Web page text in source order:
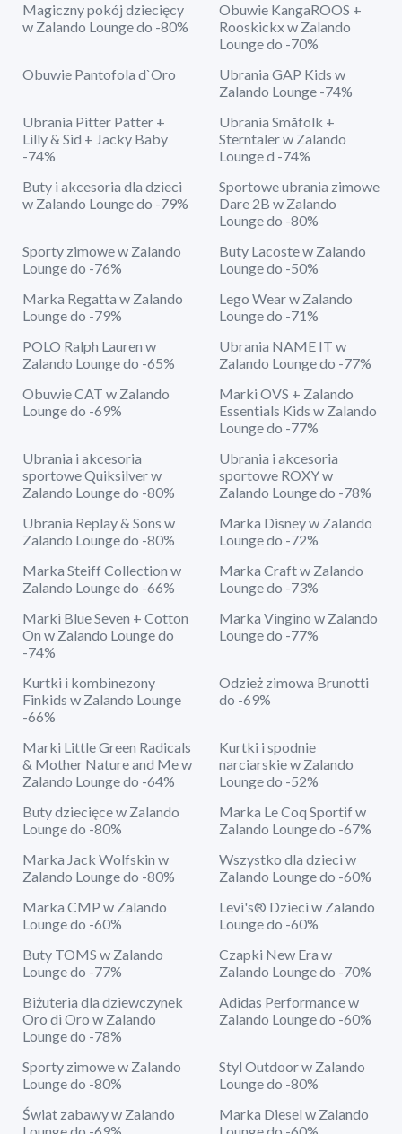
Magiczny pokój dziecięcy
w Zalando Lounge do -80%
Obuwie KangaROOS +
Rooskickx w Zalando
Lounge do -70%
Obuwie Pantofola d`Oro
Ubrania GAP Kids w
Zalando Lounge -74%
Ubrania Pitter Patter +
Lilly & Sid + Jacky Baby
-74%
Ubrania Småfolk +
Sterntaler w Zalando
Lounge d -74%
Buty i akcesoria dla dzieci
w Zalando Lounge do -79%
Sportowe ubrania zimowe
Dare 2B w Zalando
Lounge do -80%
Sporty zimowe w Zalando
Lounge do -76%
Buty Lacoste w Zalando
Lounge do -50%
Marka Regatta w Zalando
Lounge do -79%
Lego Wear w Zalando
Lounge do -71%
POLO Ralph Lauren w
Zalando Lounge do -65%
Ubrania NAME IT w
Zalando Lounge do -77%
Obuwie CAT w Zalando
Lounge do -69%
Marki OVS + Zalando
Essentials Kids w Zalando
Lounge do -77%
Ubrania i akcesoria
sportowe Quiksilver w
Zalando Lounge do -80%
Ubrania i akcesoria
sportowe ROXY w
Zalando Lounge do -78%
Ubrania Replay & Sons w
Zalando Lounge do -80%
Marka Disney w Zalando
Lounge do -72%
Marka Steiff Collection w
Zalando Lounge do -66%
Marka Craft w Zalando
Lounge do -73%
Marki Blue Seven + Cotton
On w Zalando Lounge do
-74%
Marka Vingino w Zalando
Lounge do -77%
Kurtki i kombinezony
Finkids w Zalando Lounge
-66%
Odzież zimowa Brunotti
do -69%
Marki Little Green Radicals
& Mother Nature and Me w
Zalando Lounge do -64%
Kurtki i spodnie
narciarskie w Zalando
Lounge do -52%
Buty dziecięce w Zalando
Lounge do -80%
Marka Le Coq Sportif w
Zalando Lounge do -67%
Marka Jack Wolfskin w
Zalando Lounge do -80%
Wszystko dla dzieci w
Zalando Lounge do -60%
Marka CMP w Zalando
Lounge do -60%
Levi's® Dzieci w Zalando
Lounge do -60%
Buty TOMS w Zalando
Lounge do -77%
Czapki New Era w
Zalando Lounge do -70%
Biżuteria dla dziewczynek
Oro di Oro w Zalando
Lounge do -78%
Adidas Performance w
Zalando Lounge do -60%
Sporty zimowe w Zalando
Lounge do -80%
Styl Outdoor w Zalando
Lounge do -80%
Świat zabawy w Zalando
Marka Diesel w Zalando